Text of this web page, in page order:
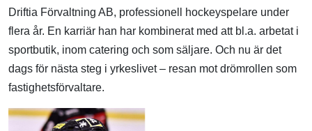
Driftia Förvaltning AB, professionell hockeyspelare under
flera år. En karriär han har kombinerat med att bl.a. arbetat i
sportbutik, inom catering och som säljare. Och nu är det
dags för nästa steg i yrkeslivet – resan mot drömrollen som
fastighetsförvaltare.